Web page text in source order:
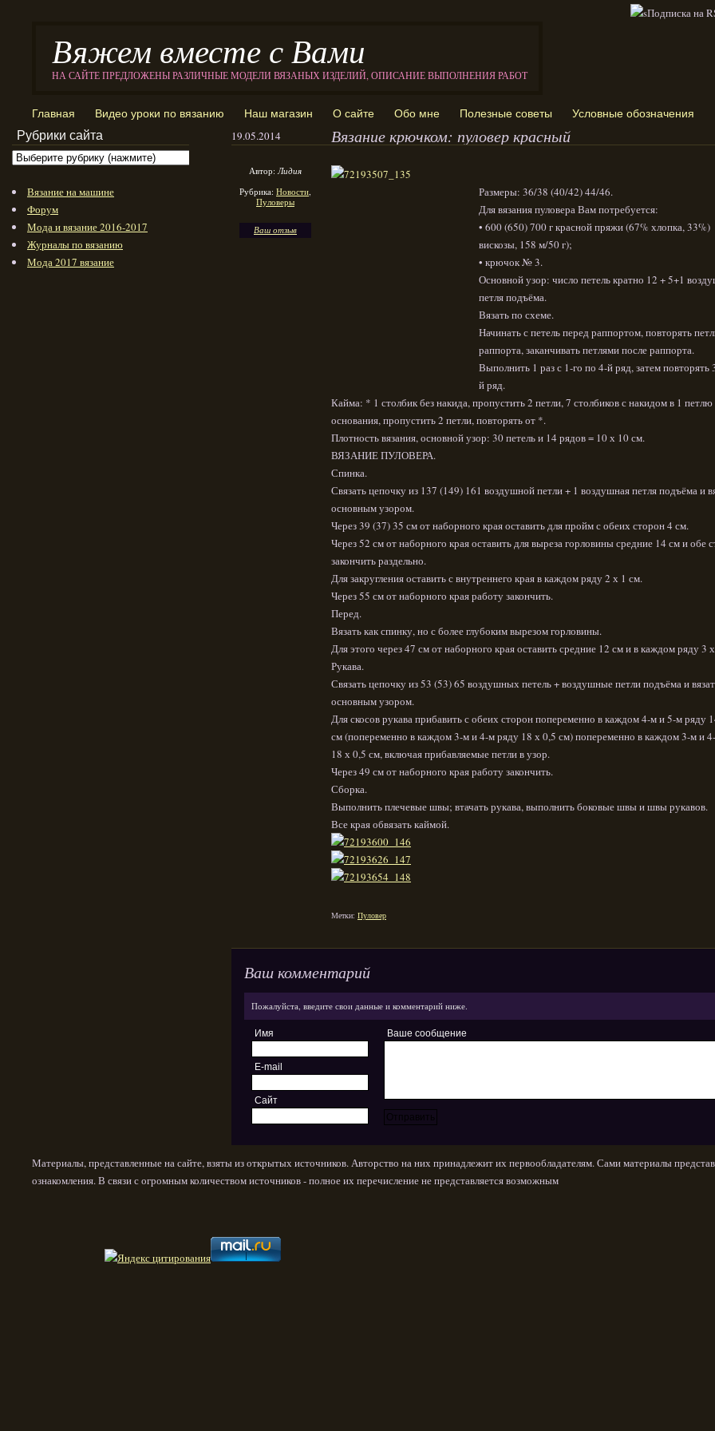
Вяжем вместе с Вами
НА САЙТЕ ПРЕДЛОЖЕНЫ РАЗЛИЧНЫЕ МОДЕЛИ ВЯЗАНЫХ ИЗДЕЛИЙ, ОПИСАНИЕ ВЫПОЛНЕНИЯ РАБОТ
Главная Видео уроки по вязанию Наш магазин О сайте Обо мне Полезные советы Условные обозначения
19.05.2014 Вязание крючком: пуловер красный
Автор:Лидия
Рубрика: Новости,
Пуловеры
Ваш отзыв
Размеры: 36/38 (40/42) 44/46.
Для вязания пуловера Вам потребуется:
• 600 (650) 700 г красной пряжи (67% хлопка, 33%)
вискозы, 158 м/50 г);
• крючок № 3.
Основной узор: число петель кратно 12 + 5+1
петля подъёма.
Вязать по схеме.
Начинать с петель перед раппортом, повторять
раппорта, заканчивать петлями после раппорта.
Выполнить 1 раз с 1-го по 4-й ряд, затем повторять
й ряд.
Кайма: * 1 столбик без накида, пропустить 2 петли, 7 столбиков с накидом в 1 петлю
основания, пропустить 2 петли, повторять от *.
Плотность вязания, основной узор: 30 петель и 14 рядов = 10 х 10 см.
ВЯЗАНИЕ ПУЛОВЕРА.
Спинка.
Связать цепочку из 137 (149) 161 воздушной петли + 1 воздушная петля подъёма и
основным узором.
Через 39 (37) 35 см от наборного края оставить для пройм с обеих сторон 4 см.
Через 52 см от наборного края оставить для выреза горловины средние 14 см и обе
закончить раздельно.
Для закругления оставить с внутреннего края в каждом ряду 2 х 1 см.
Через 55 см от наборного края работу закончить.
Перед.
Вязать как спинку, но с более глубоким вырезом горловины.
Для этого через 47 см от наборного края оставить средние 12 см и в каждом ряду 3
Рукава.
Связать цепочку из 53 (53) 65 воздушных петель + воздушные петли подъёма и
основным узором.
Для скосов рукава прибавить с обеих сторон попеременно в каждом 4-м и 5-м ряду
см (попеременно в каждом 3-м и 4-м ряду 18 х 0,5 см) попеременно в каждом 3-м и
18 х 0,5 см, включая прибавляемые петли в узор.
Через 49 см от наборного края работу закончить.
Сборка.
Выполнить плечевые швы; втачать рукава, выполнить боковые швы и швы рукавов.
Все края обвязать каймой.
Метки: Пуловер
Ваш комментарий
Пожалуйста, введите свои данные и комментарий ниже.
Имя
E-mail
Сайт
Ваше сообщение
Рубрики сайта
Вязание на машине
Форум
Мода и вязание 2016-2017
Журналы по вязанию
Мода 2017 вязание
Материалы, представленные на сайте, взяты из открытых источников. Авторство на них принадлежит их первообладателям. Сами материалы
ознакомления. В связи с огромным количеством источников - полное их перечисление не представляется возможным